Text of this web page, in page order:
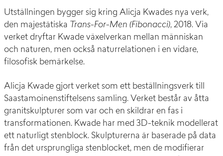
Utställningen bygger sig kring Alicja Kwades nya verk,
den majestätiska Trans-For-Men (Fibonacci), 2018. Via
verket dryftar Kwade växelverkan mellan människan
och naturen, men också naturrelationen i en vidare,
filosofisk bemärkelse.
Alicja Kwade gjort verket som ett beställningsverk till
Saastamoinenstiftelsens samling. Verket består av åtta
granitskulpturer som var och en skildrar en fas i
transformationen. Kwade har med 3D-teknik modellerat
ett naturligt stenblock. Skulpturerna är baserade på data
från det ursprungliga stenblocket, men de modifierar